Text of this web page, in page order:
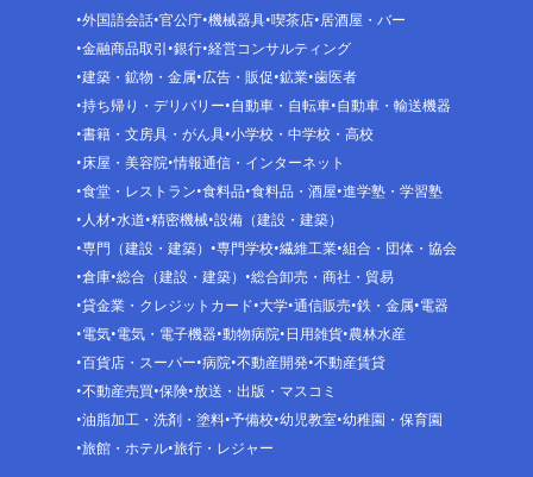
外国語会話 官公庁 機械器具 喫茶店 居酒屋・バー
金融商品取引 銀行 経営コンサルティング
建築・鉱物・金属 広告・販促 鉱業 歯医者
持ち帰り・デリバリー 自動車・自転車 自動車・輸送機器
書籍・文房具・がん具 小学校・中学校・高校
床屋・美容院 情報通信・インターネット
食堂・レストラン 食料品 食料品・酒屋 進学塾・学習塾
人材 水道 精密機械 設備（建設・建築）
専門（建設・建築）
専門学校 繊維工業 組合・団体・協会
倉庫 総合（建設・建築）
総合卸売・商社・貿易
貸金業・クレジットカード 大学 通信販売 鉄・金属 電器
電気 電気・電子機器 動物病院 日用雑貨 農林水産
百貨店・スーパー 病院 不動産開発 不動産賃貸
不動産売買 保険 放送・出版・マスコミ
油脂加工・洗剤・塗料 予備校 幼児教室 幼稚園・保育園
旅館・ホテル 旅行・レジャー